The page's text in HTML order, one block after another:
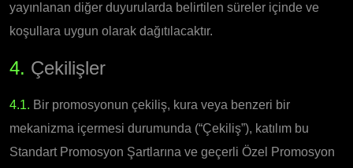
yayınlanan diğer duyurularda belirtilen süreler içinde ve
koşullara uygun olarak dağıtılacaktır.
4. Çekilişler
4.1. Bir promosyonun çekiliş, kura veya benzeri bir
mekanizma içermesi durumunda (“Çekiliş”), katılım bu
Standart Promosyon Şartlarına ve geçerli Özel Promosyon